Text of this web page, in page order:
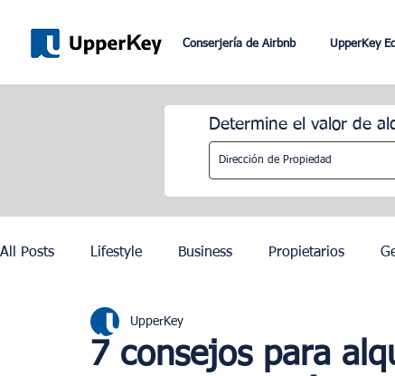
Conserjería de Airbnb UpperKey
Determine el valor de
All Posts Lifestyle Business Propietarios
Romaníes Dubai
7 consejos para
UpperKey